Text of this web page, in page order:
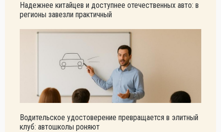
Надежнее китайцев и доступнее отечественных авто: в
регионы завезли практичный
Водительское удостоверение превращается в элитный
клуб: автошколы роняют